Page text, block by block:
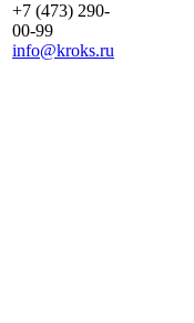
+7 (473) 290-
00-99
info@kroks.ru